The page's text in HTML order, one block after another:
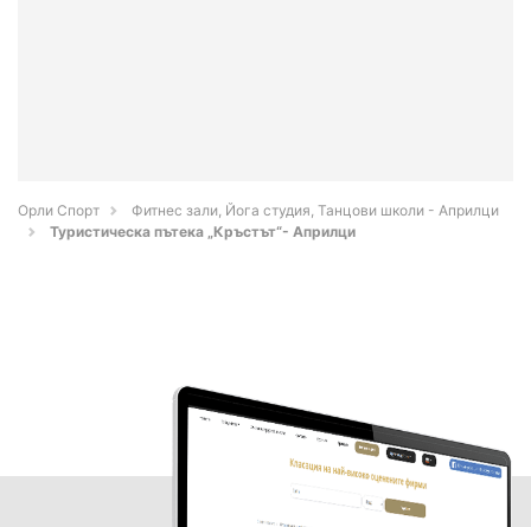
Орли Спорт
Фитнес зали, Йога студия, Танцови школи - Априлци
Туристическа пътека „Кръстът“- Априлци